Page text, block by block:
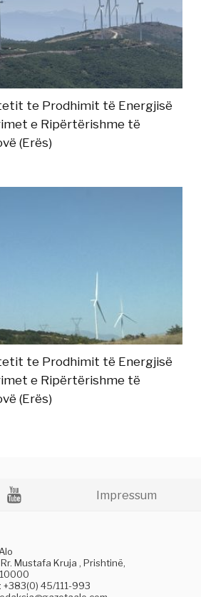
te Prodhimit të Energjisë
e Ripërtërishme të
(Erës)
te Prodhimit të Energjisë
e Ripërtërishme të
(Erës)
Impressum
Mustafa Kruja , Prishtinë,
+383(0) 45/111-993